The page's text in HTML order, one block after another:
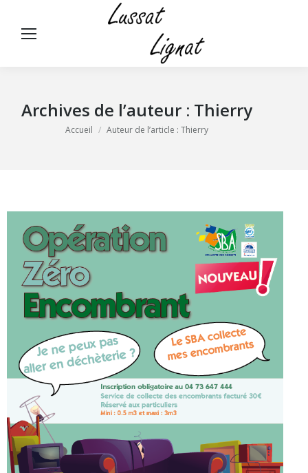
Archives de l’auteur : Thierry
Vous êtes ici :
Accueil Auteur de l’article : Thierry
Panneau de gestion des cookies